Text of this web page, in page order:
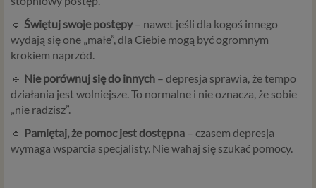
🔹 Świętuj swoje postępy– nawet jeśli dla kogoś innego
wydają się one „małe”, dla Ciebie mogą być ogromnym
krokiem naprzód.
🔹 Nie porównuj się do innych – depresja sprawia, że tempo
działania jest wolniejsze. To normalne i nie oznacza, że sobie
„nie radzisz”.
🔹 Pamiętaj, że pomoc jest dostępna – czasem depresja
wymaga wsparcia specjalisty. Nie wahaj się szukać pomocy.